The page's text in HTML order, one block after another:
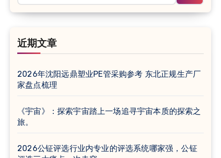
近期文章
2026年沈阳远鼎塑业PE管采购参考 东北正规生产厂
家盘点梳理
《宇宙》：探索宇宙踏上一场追寻宇宙本质的探索之
旅。
2026公钲评选行业内专业的评选系统哪家强，公钲